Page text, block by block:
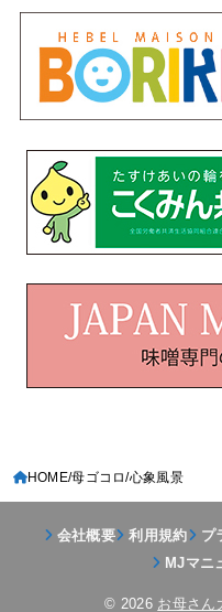
HOME 母ゴコロ 心象風景
会社概要 利用規約 プ
MJマニ
© 2026 お母さん